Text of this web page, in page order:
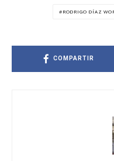
RODRIGO DÍAZ
COMPARTIR